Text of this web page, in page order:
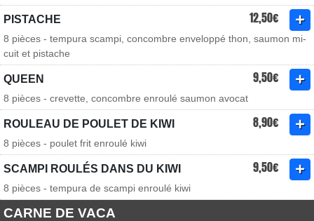
PISTACHE 12,50€
8 pièces - tempura scampi, concombre enveloppé thon, saumon mi-
cuit et pistache
QUEEN 9,50€
8 pièces - crevette, concombre enroulé saumon avocat
ROULEAU DE POULET DE KIWI 8,90€
8 pièces - poulet frit enroulé kiwi
SCAMPI ROULÉS DANS DU KIWI 9,50€
8 pièces - tempura de scampi enroulé kiwi
CARNE DE VACA